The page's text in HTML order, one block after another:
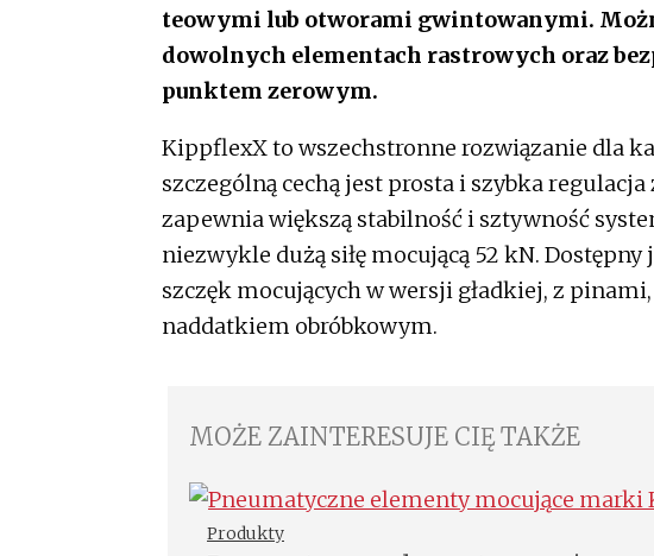
teowymi lub otworami gwintowanymi.
dowolnych elementach rastrowych oraz
punktem zerowym.
KippflexX to wszechstronne rozwiązanie dla
szczególną cechą jest prosta i szybka
zapewnia większą stabilność i sztywność
niezwykle dużą siłę mocującą 52 kN.
szczęk mocujących w wersji gładkiej, z
naddatkiem obróbkowym.
MOŻE ZAINTERESUJE CIĘ TAKŻE
Produkty